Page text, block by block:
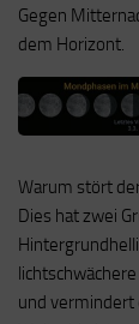
Gegen
dem Horizont.
Warum stört
Dies hat zwei
und vermindert